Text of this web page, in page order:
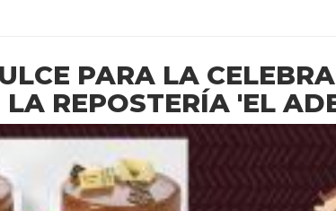
PARA LA
LA REPOSTERÍA 'EL